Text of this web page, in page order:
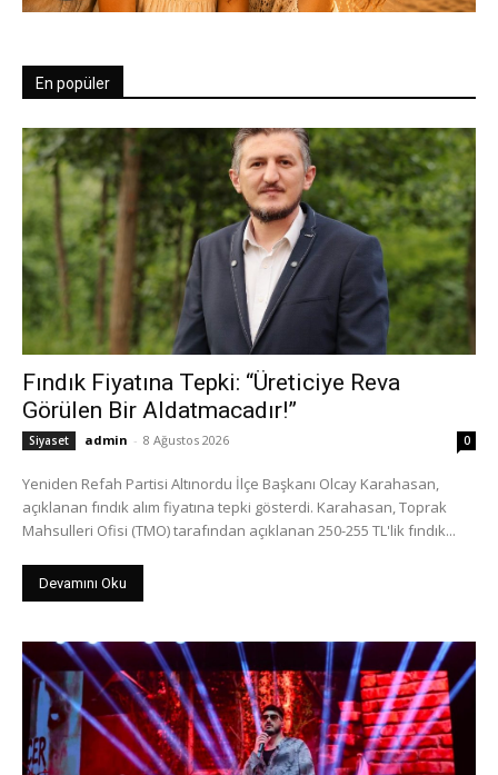
En popüler
Fındık Fiyatına Tepki: “Üreticiye Reva
Görülen Bir Aldatmacadır!”
Siyaset admin - 8 Ağustos 2026 0
Yeniden Refah Partisi Altınordu İlçe Başkanı Olcay Karahasan,
açıklanan fındık alım fiyatına tepki gösterdi. Karahasan, Toprak
Mahsulleri Ofisi (TMO) tarafından açıklanan 250-255 TL'lik fındık...
Devamını Oku